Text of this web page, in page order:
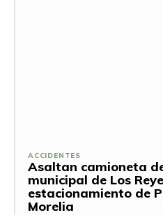
ACCIDENTES
Asaltan camioneta
municipal de Los
estacionamiento de
Morelia